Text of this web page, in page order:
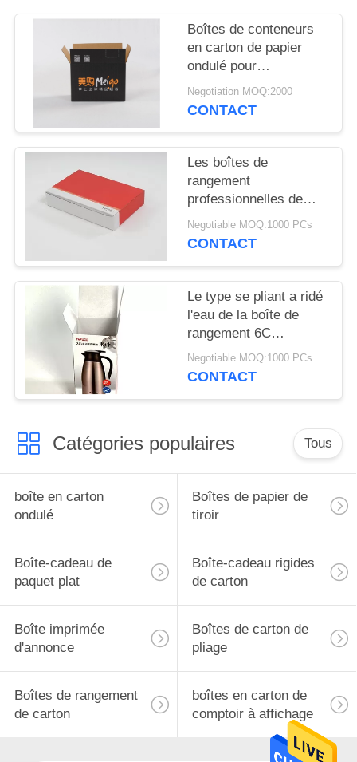
Boîtes de conteneurs
en carton de papier
ondulé pour
emballages
écologiques
Negotiation MOQ:2000
CONTACT
Les boîtes de
rangement
professionnelles de
carton ont imprimé la
capacité de
Negotiable MOQ:1000 PCs
CONTACT
Le type se pliant a ridé
l'eau de la boîte de
rangement 6C
imprimant les boîtes
ondulées plates
Negotiable MOQ:1000 PCs
CONTACT
Catégories populaires Tous
boîte en carton
ondulé
Boîtes de papier de
tiroir
Boîte-cadeau de
paquet plat
Boîte-cadeau rigides
de carton
Boîte imprimée
d'annonce
Boîtes de carton de
pliage
Boîtes de rangement
de carton
boîtes en carton de
comptoir à affichage